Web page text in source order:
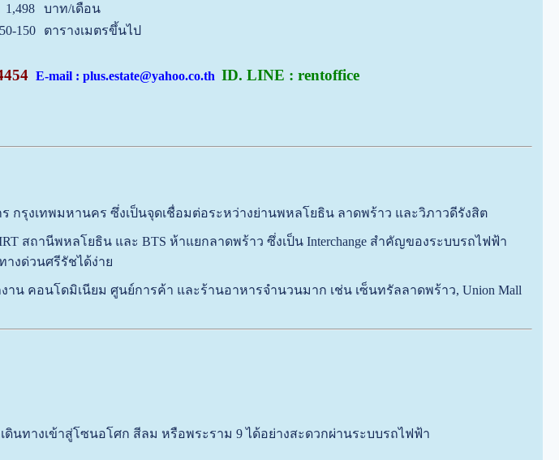
1,498
บาท/เดือน
50-150
ตารางเมตรขึ้นไป
E-mail : plus.estate@yahoo.co.th ID. LINE : rentoffice
กรุงเทพมหานคร ซึ่งเป็นจุดเชื่อมต่อระหว่างย่านพหลโยธิน ลาดพร้าว และวิภาวดีรังสิต
สถานีพหลโยธิน และ BTS ห้าแยกลาดพร้าว ซึ่งเป็น Interchange สำคัญของระบบรถไฟฟ้า
างด่วนศรีรัชได้ง่าย
น คอนโดมิเนียม ศูนย์การค้า และร้านอาหารจำนวนมาก เช่น เซ็นทรัลลาดพร้าว, Union Mall
นทางเข้าสู่โซนอโศก สีลม หรือพระราม 9 ได้อย่างสะดวกผ่านระบบรถไฟฟ้า